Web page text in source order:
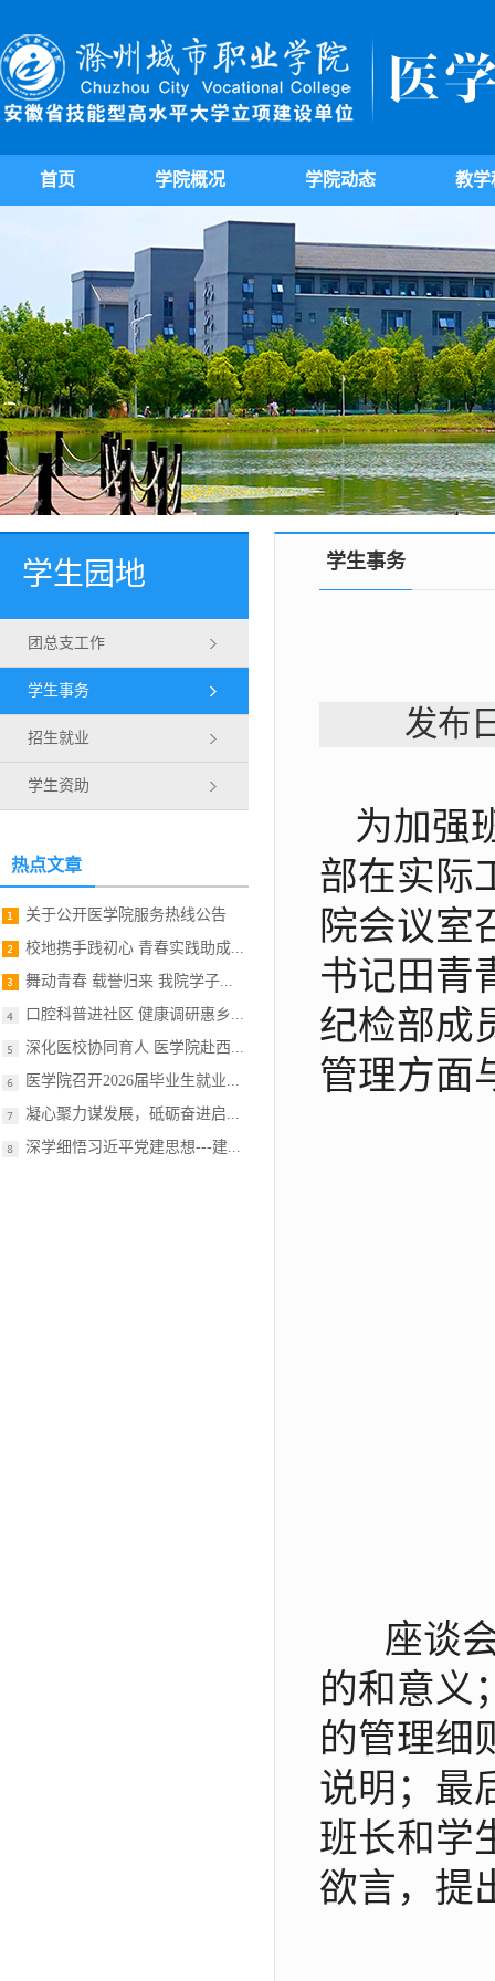
首页 学院概况 学院动态 教学
学生园地
团总支工作
学生事务
招生就业
学生资助
热点文章
关于公开医学院服务热线公告
校地携手践初心 青春实践助成...
舞动青春 载誉归来 我院学子...
口腔科普进社区 健康调研惠乡...
深化医校协同育人 医学院赴西...
医学院召开2026届毕业生就业...
凝心聚力谋发展，砥砺奋进启...
深学细悟习近平党建思想---建...
学生事务
发布
为加强
部在实际
院会议室
书记田青
纪检部成
管理方面
座谈
的和意义
的管理细
说明；最
班长和学
欲言，提